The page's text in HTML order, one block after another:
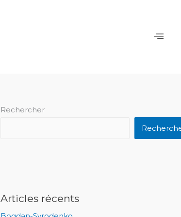
Rechercher
Articles récents